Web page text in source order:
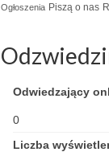
Ogłoszenia Piszą o nas
Odwiedzający
0
Liczba